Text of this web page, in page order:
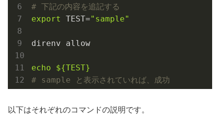
# 下記の内容を追記する
export
TEST="sample"
direnv allow
echo
${TEST}
# sample と表示されていれば、成功
以下はそれぞれのコマンドの説明です。